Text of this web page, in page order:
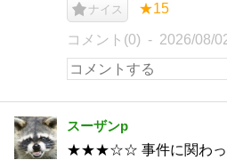
ナイス ★15
コメント(0) 2026/08/
スーザンp
★★★☆☆ 事件に関わっ